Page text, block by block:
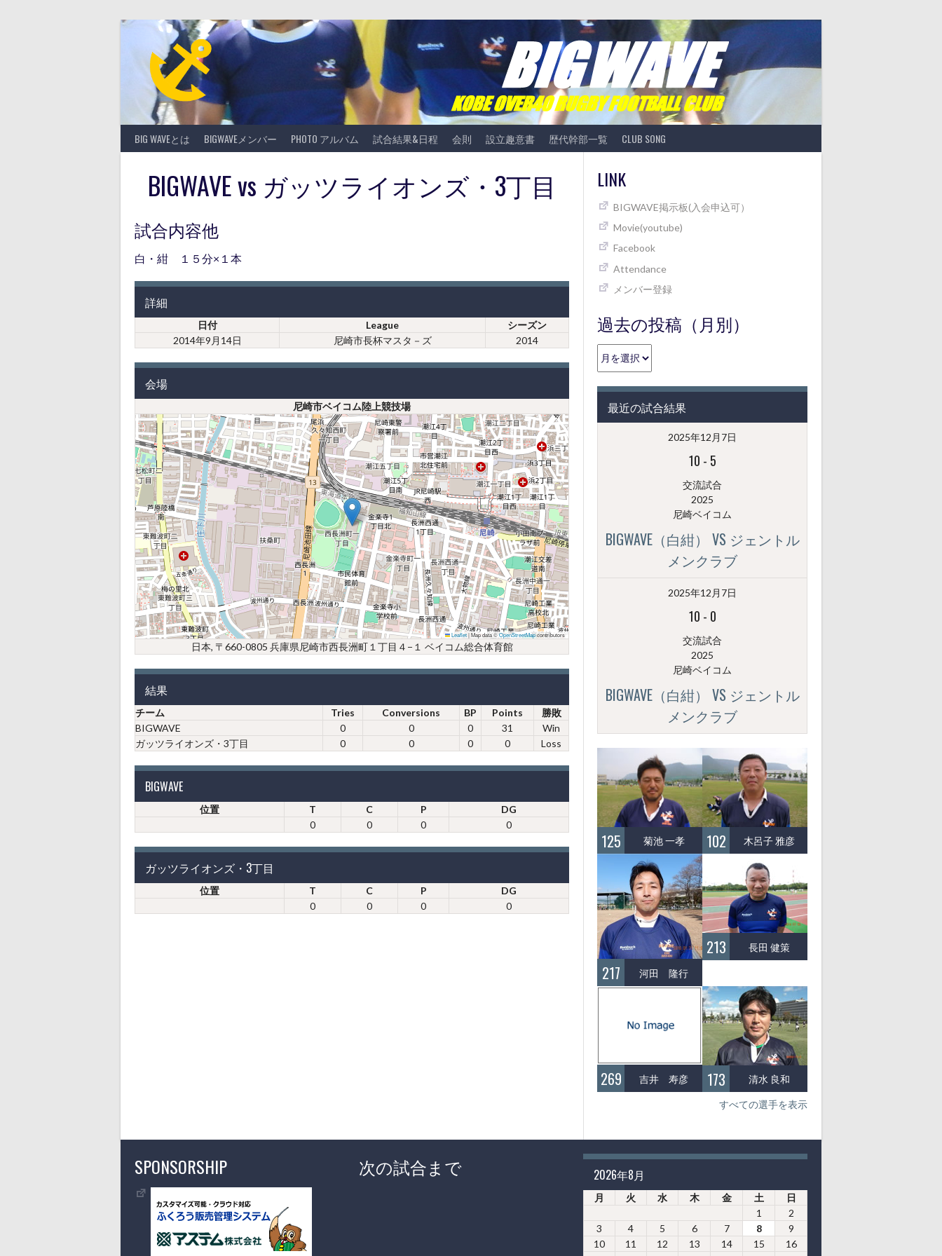
BIG WAVEとは BIGWAVEメンバー PHOTO アルバム 試合結果&日程 会則 設立趣意書 歴代幹部一覧 CLUB SONG
BIGWAVE vs ガッツライオンズ・3丁目
試合内容他
白・紺 １５分×１本
詳細
日付 League
シーズン
2014年9月14日
尼崎市長杯マスタ－ズ 2014
会場
尼崎市ベイコム陸上競技場
Leaflet|Map data ©OpenStreetMapcontributors
日本, 〒660-0805 兵庫県尼崎市西長洲町１丁目４−１ ベイコム総合体育館
結果
チーム Tries Conversions BP Points
勝敗
BIGWAVE
0 0 0 31
Win
ガッツライオンズ・3丁目
0 0 0 0 Loss
BIGWAVE
位置 T C P
DG
0
0 0 0
ガッツライオンズ・3丁目
位置 T C P
DG
0
0 0 0
LINK
BIGWAVE掲示板(入会申込可）
Movie(youtube)
Facebook
Attendance
メンバー登録
過去の投稿（月別）
去
投
（月
最近の試合結果
2025年12月7日
10 - 5
交流試合
2025
尼崎ベイコム
BIGWAVE（白紺） VS ジェントル
メンクラブ
2025年12月7日
10 - 0
交流試合
2025
尼崎ベイコム
BIGWAVE（白紺） VS ジェントル
メンクラブ
125 菊池 一孝 102 木呂子 雅彦
217 河田 隆行
213 長田 健策
269 吉井 寿彦 173 清水 良和
すべての選手を表示
SPONSORSHIP 次の試合まで 2026年8月
月 火 水 木 金 土
日
1
2
3
4 5 6 7 8
9
10
11 12 13 14 15
16